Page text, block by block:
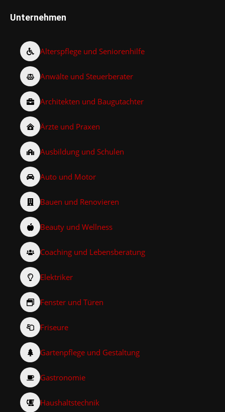
Unternehmen
Alterspflege und Seniorenhilfe
Anwälte und Steuerberater
Architekten und Baugutachter
Ärzte und Praxen
Ausbildung und Schulen
Auto und Motor
Bauen und Renovieren
Beauty und Wellness
Coaching und Lebensberatung
Elektriker
Fenster und Türen
Friseure
Gartenpflege und Gestaltung
Gastronomie
Haushaltstechnik